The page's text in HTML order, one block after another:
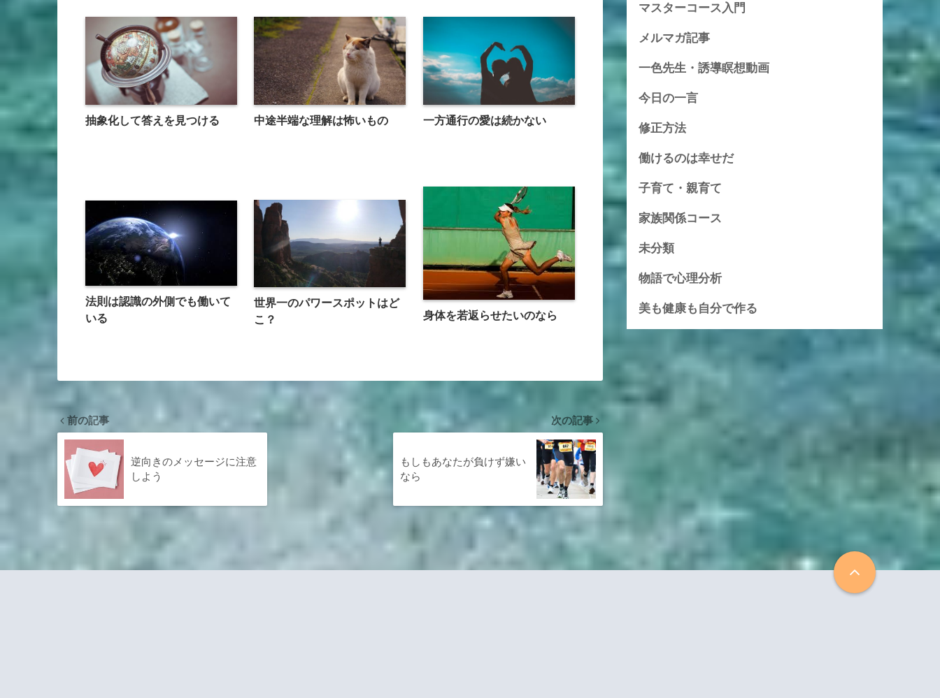
抽象化して答えを見つける 中途半端な理解は怖いもの 一方通行の愛は続かない
法則は認識の外側でも働いて
いる
世界一のパワースポットはど
こ？
身体を若返らせたいのなら
前の記事
逆向きのメッセージに注意
しよう
次の記事
もしもあなたが負けず嫌い
なら
マスターコース入門
メルマガ記事
一色先生・誘導瞑想動画
今日の一言
修正方法
働けるのは幸せだ
子育て・親育て
家族関係コース
未分類
物語で心理分析
美も健康も自分で作る